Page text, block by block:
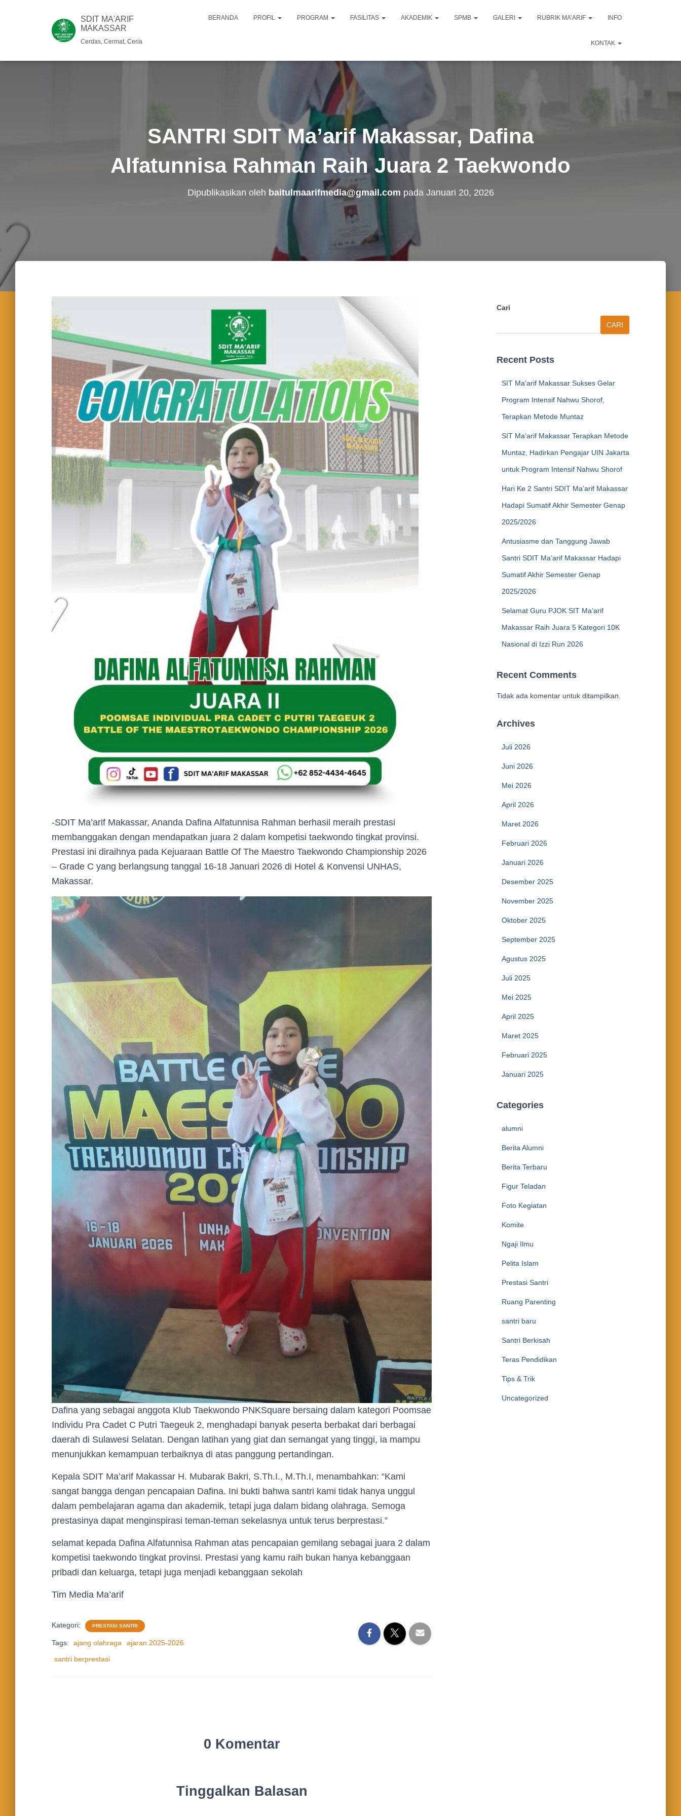
SDIT MA'ARIF
MAKASSAR
Cerdas, Cermat, Ceria
BERANDA PROFIL PROGRAM FASILITAS AKADEMIK SPMB GALERI RUBRIK MA’ARIF INFO
KONTAK
SANTRI SDIT Ma’arif Makassar, Dafina
Alfatunnisa Rahman Raih Juara 2 Taekwondo
Dipublikasikan oleh baitulmaarifmedia@gmail.com pada Januari 20, 2026
-SDIT Ma’arif Makassar, Ananda Dafina Alfatunnisa Rahman berhasil meraih prestasi
membanggakan dengan mendapatkan juara 2 dalam kompetisi taekwondo tingkat provinsi.
Prestasi ini diraihnya pada Kejuaraan Battle Of The Maestro Taekwondo Championship 2026
– Grade C yang berlangsung tanggal 16-18 Januari 2026 di Hotel & Konvensi UNHAS,
Makassar.
Dafina yang sebagai anggota Klub Taekwondo PNKSquare bersaing dalam kategori Poomsae
Individu Pra Cadet C Putri Taegeuk 2, menghadapi banyak peserta berbakat dari berbagai
daerah di Sulawesi Selatan. Dengan latihan yang giat dan semangat yang tinggi, ia mampu
menunjukkan kemampuan terbaiknya di atas panggung pertandingan.
Kepala SDIT Ma’arif Makassar H. Mubarak Bakri, S.Th.I., M.Th.I, menambahkan: “Kami
sangat bangga dengan pencapaian Dafina. Ini bukti bahwa santri kami tidak hanya unggul
dalam pembelajaran agama dan akademik, tetapi juga dalam bidang olahraga. Semoga
prestasinya dapat menginspirasi teman-teman sekelasnya untuk terus berprestasi.”
selamat kepada Dafina Alfatunnisa Rahman atas pencapaian gemilang sebagai juara 2 dalam
kompetisi taekwondo tingkat provinsi. Prestasi yang kamu raih bukan hanya kebanggaan
pribadi dan keluarga, tetapi juga menjadi kebanggaan sekolah
Tim Media Ma’arif
Kategori: PRESTASI SANTRI
Tags: ajang olahraga
ajaran 2025-2026
santri berprestasi
0 Komentar
Tinggalkan Balasan
Cari
CARI
Recent Posts
SIT Ma’arif Makassar Sukses Gelar
Program Intensif Nahwu Shorof,
Terapkan Metode Muntaz
SIT Ma’arif Makassar Terapkan Metode
Muntaz, Hadirkan Pengajar UIN Jakarta
untuk Program Intensif Nahwu Shorof
Hari Ke 2 Santri SDIT Ma’arif Makassar
Hadapi Sumatif Akhir Semester Genap
2025/2026
Antusiasme dan Tanggung Jawab
Santri SDIT Ma’arif Makassar Hadapi
Sumatif Akhir Semester Genap
2025/2026
Selamat Guru PJOK SIT Ma’arif
Makassar Raih Juara 5 Kategori 10K
Nasional di Izzi Run 2026
Recent Comments
Tidak ada komentar untuk ditampilkan.
Archives
Juli 2026
Juni 2026
Mei 2026
April 2026
Maret 2026
Februari 2026
Januari 2026
Desember 2025
November 2025
Oktober 2025
September 2025
Agustus 2025
Juli 2025
Mei 2025
April 2025
Maret 2025
Februari 2025
Januari 2025
Categories
alumni
Berita Alumni
Berita Terbaru
Figur Teladan
Foto Kegiatan
Komite
Ngaji Ilmu
Pelita Islam
Prestasi Santri
Ruang Parenting
santri baru
Santri Berkisah
Teras Pendidikan
Tips & Trik
Uncategorized